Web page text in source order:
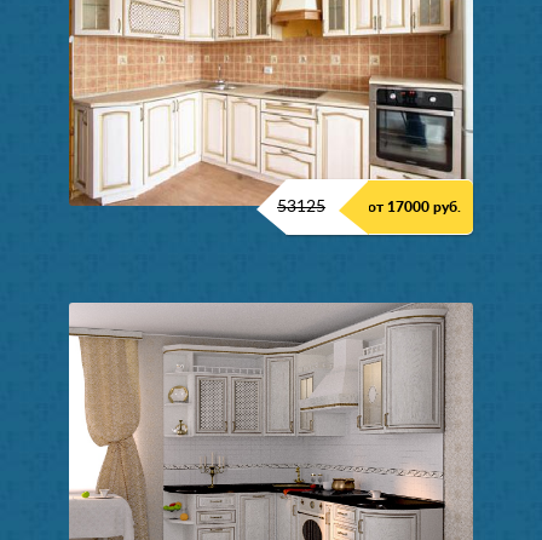
53125 от 17000 руб.